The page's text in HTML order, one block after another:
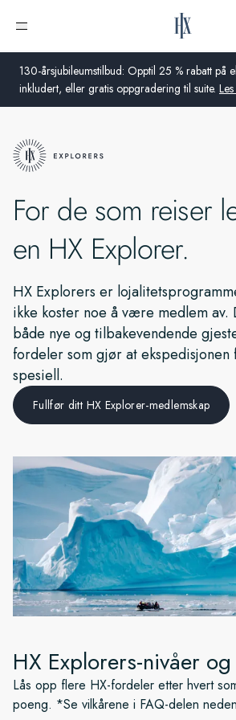
130-årsjubileumstilbud: Opptil 25 % rabatt på
inkludert, eller gratis oppgradering til suite.
Åpne meny
Norge
Storbritannia
USA
Tyskland
Sveits
Frankrike
Sverige
Norge
For de som reiser
en HX Explorer.
HX Explorers er
ikke koster noe å være medlem av.
både nye og tilbakevendende
fordeler som gjør at ekspedisjonen
spesiell.
Fullfør ditt HX Explorer-medlemskap
HX Explorers-nivåer
Lås opp flere HX-fordeler etter hvert
poeng. *Se vilkårene i FAQ-delen